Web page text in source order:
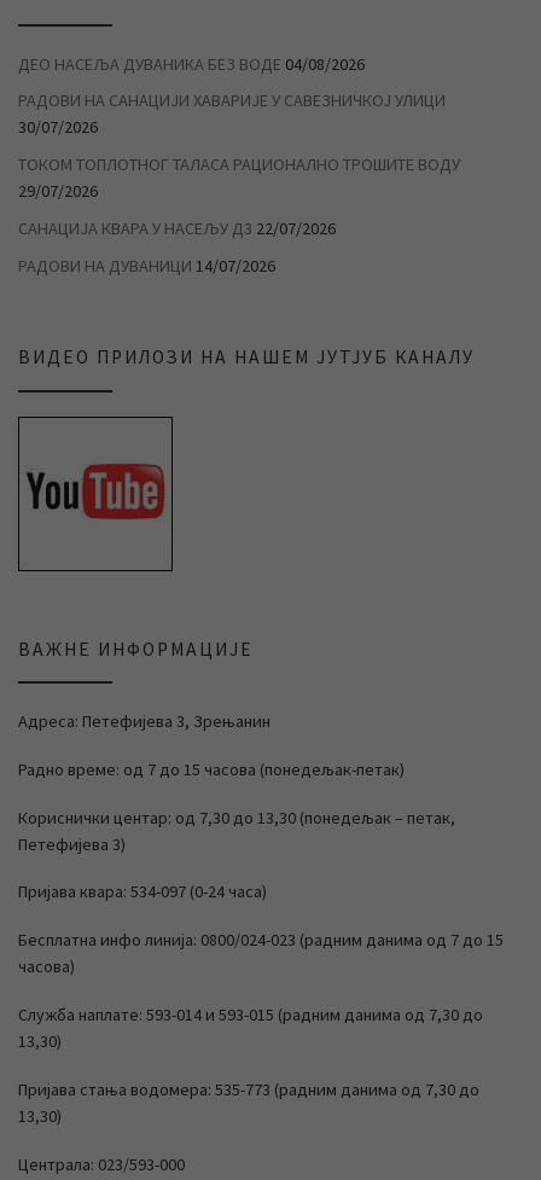
ДЕО НАСЕЉА ДУВАНИКА БЕЗ ВОДЕ 04/08/2026
РАДОВИ НА САНАЦИЈИ ХАВАРИЈЕ У САВЕЗНИЧКОЈ УЛИЦИ
30/07/2026
ТОКОМ ТОПЛОТНОГ ТАЛАСА РАЦИОНАЛНО ТРОШИТЕ ВОДУ
29/07/2026
САНАЦИЈА КВАРА У НАСЕЉУ Д3 22/07/2026
РАДОВИ НА ДУВАНИЦИ 14/07/2026
ВИДЕО ПРИЛОЗИ НА НАШЕМ ЈУТЈУБ КАНАЛУ
ВАЖНЕ ИНФОРМАЦИЈЕ
Адреса: Петефијева 3, Зрењанин
Радно време: од 7 до 15 часова (понедељак-петак)
Кориснички центар: од 7,30 до 13,30 (понедељак – петак,
Петефијева 3)
Пријава квара: 534-097 (0-24 часа)
Бесплатна инфо линија: 0800/024-023 (радним данима од 7 до 15
часова)
Служба наплате: 593-014 и 593-015 (радним данима од 7,30 до
13,30)
Пријава стања водомера: 535-773 (радним данима од 7,30 до
13,30)
Централа: 023/593-000